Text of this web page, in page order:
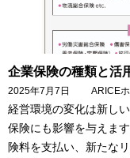
企業保険の種類と活
2025年7月7日 ARICE
経営環境の変化は新し
保険にも影響を与えま
険料を支払い、新たな